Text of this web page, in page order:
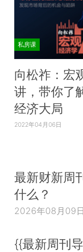
私房课
向松祚：宏
讲，带你了
经济大局
2022年04月06日
最新财新周
什么？
2026年08月09日
{{最新周刊